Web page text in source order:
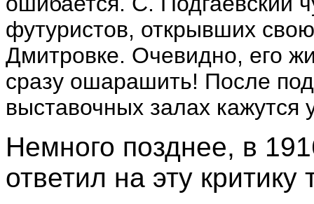
футуристов, открывших
Дмитровке. Очевидно, его
сразу ошарашить! После
выставочных залах кажутся
Немного позднее, в
ответил на эту критику